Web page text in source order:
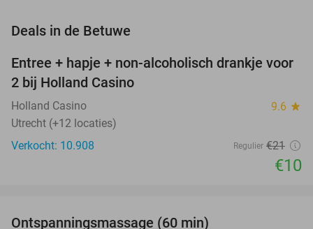
Deals in de Betuwe
52%
Entree + hapje + non-alcoholisch drankje voor
2 bij Holland Casino
Holland Casino 9.6 star
Utrecht (+12 locaties)
Verkocht: 10.908
Regulier €21
€10
Ontspanningsmassage (60 min)